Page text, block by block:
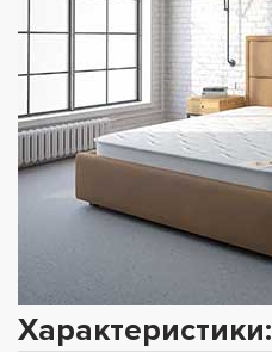
Характеристики: